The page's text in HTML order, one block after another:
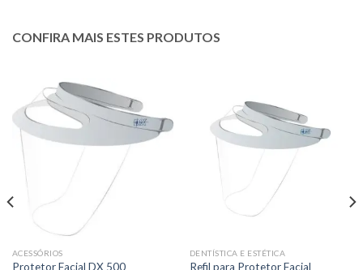
CONFIRA MAIS ESTES PRODUTOS
ACESSÓRIOS
Protetor Facial DX 500
DENTÍSTICA E ESTÉTICA
Refil para Protetor Facial